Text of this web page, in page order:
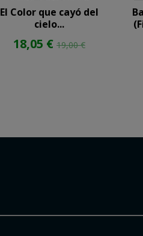
El Color que cayó del
cielo...
18,05 € 19,00 €